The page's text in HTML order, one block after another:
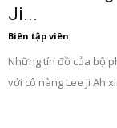
Ji...
Biên tập viên
Những tín đồ của bộ
với cô nàng Lee Ji Ah